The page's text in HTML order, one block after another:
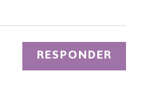
RESPONDER